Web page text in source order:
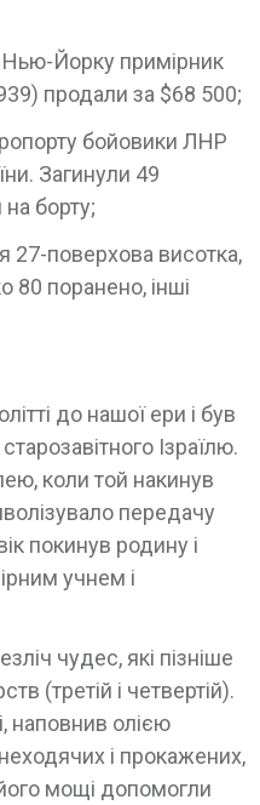
Нью-Йорку примірник
продали за $68 500;
бойовики ЛНР
Загинули 49
на борту;
27-поверхова висотка,
80 поранено, інші
до нашої ери і був
Ізраїлю.
коли той накинув
передачу
покинув родину і
учнем і
чудес, які пізніше
(третій і четвертій).
наповнив олією
і прокажених,
його мощі допомогли